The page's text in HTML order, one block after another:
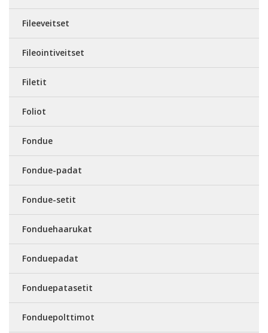
Fileeveitset
Fileointiveitset
Filetit
Foliot
Fondue
Fondue-padat
Fondue-setit
Fonduehaarukat
Fonduepadat
Fonduepatasetit
Fonduepolttimot